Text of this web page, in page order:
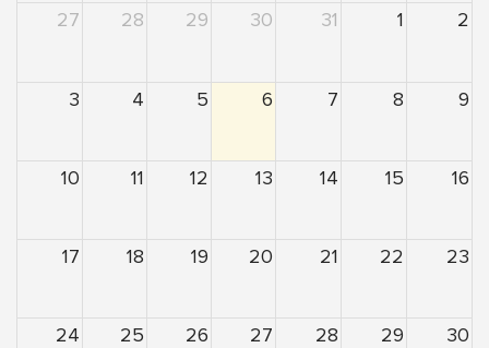
27
28 29 30 31 1 2
3 4 5 6 7 8 9
10 11 12 13 14 15 16
17 18 19 20 21 22 23
24 25 26 27 28 29 30